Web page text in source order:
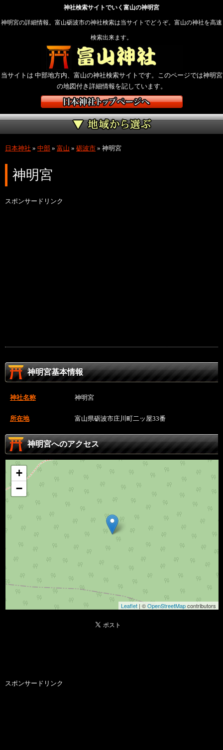
神社検索サイトでいく富山の神明宮
神明宮の詳細情報。富山砺波市の神社検索は当サイトでどうぞ。富山の神社を高速
検索出来ます。
当サイトは 中部地方内、富山の神社検索サイトです。このページでは神明宮
の地図付き詳細情報を記しています。
日本神社 » 中部 » 富山 » 砺波市 » 神明宮
神明宮
スポンサードリンク
神明宮基本情報
神社名称 神明宮
所在地 富山県砺波市庄川町二ッ屋33番
神明宮へのアクセス
+
−
Leaflet | ©OpenStreetMapcontributors
スポンサードリンク